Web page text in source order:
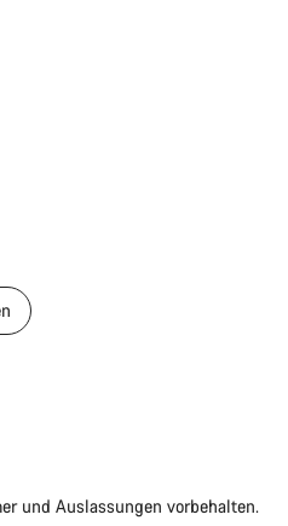
und Auslassungen vorbehalten.